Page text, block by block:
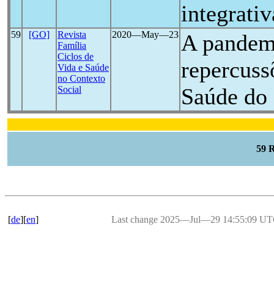
59 [GO]
Revista
Família
Ciclos de
Vida e Saúde
no Contexto
Social
2020―May―23 A
Saúde
59
[de][en] Last change 2025―Jul―29 14:55:09